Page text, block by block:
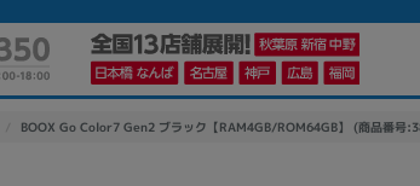
BOOX Go Color7 Gen2 ブラック【RAM4GB/ROM64GB】 (商品番号